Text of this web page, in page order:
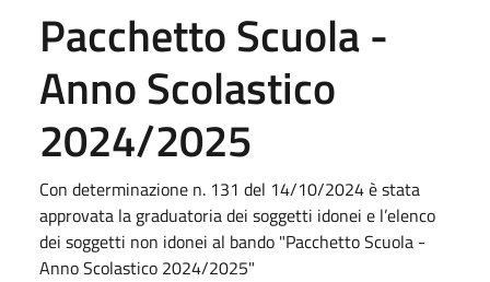
Pacchetto Scuola -
Anno Scolastico
2024/2025
Con determinazione n. 131 del 14/10/2024 è stata
approvata la graduatoria dei soggetti idonei e l’elenco
dei soggetti non idonei al bando "Pacchetto Scuola -
Anno Scolastico 2024/2025"